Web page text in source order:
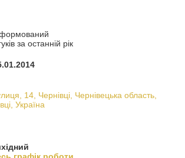
за останній рік
14, Чернівці, Чернівецька область,
Україна